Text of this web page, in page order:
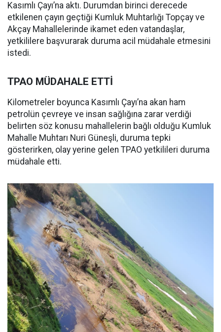
Kasımlı Çayı’na aktı. Durumdan birinci derecede
etkilenen çayın geçtiği Kumluk Muhtarlığı Topçay ve
Akçay Mahallelerinde ikamet eden vatandaşlar,
yetkililere başvurarak duruma acil müdahale etmesini
istedi.
TPAO MÜDAHALE ETTİ
Kilometreler boyunca Kasımlı Çayı’na akan ham
petrolün çevreye ve insan sağlığına zarar verdiği
belirten söz konusu mahallelerin bağlı olduğu Kumluk
Mahalle Muhtarı Nuri Güneşli, duruma tepki
gösterirken, olay yerine gelen TPAO yetkilileri duruma
müdahale etti.